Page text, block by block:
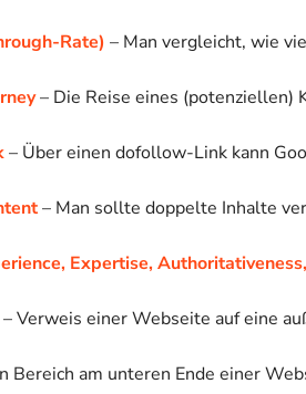
Rate) – Man vergleicht, wie
– Die Reise eines (potenziellen)
– Über einen dofollow-Link kann
– Man sollte doppelte Inhalte
Expertise,
– Verweis einer Webseite auf eine
Bereich am unteren Ende einer